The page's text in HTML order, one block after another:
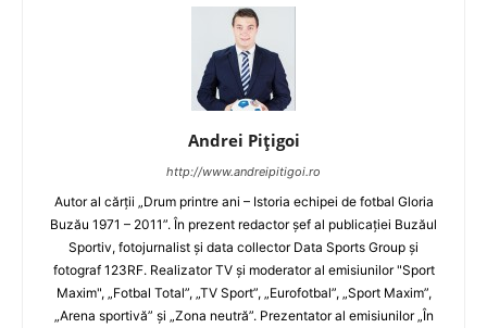
Andrei Pițigoi
http://www.andreipitigoi.ro
Autor al cărţii „Drum printre ani – Istoria echipei de fotbal Gloria
Buzău 1971 – 2011”. În prezent redactor şef al publicaţiei Buzăul
Sportiv, fotojurnalist şi data collector Data Sports Group şi
fotograf 123RF. Realizator TV şi moderator al emisiunilor "Sport
Maxim", „Fotbal Total”, „TV Sport”, „Eurofotbal”, „Sport Maxim”,
„Arena sportivă” şi „Zona neutră”. Prezentator al emisiunilor „În